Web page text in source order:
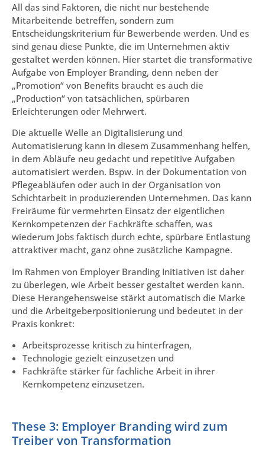
All das sind Faktoren, die nicht nur bestehende
Mitarbeitende betreffen, sondern zum
Entscheidungskriterium für Bewerbende werden. Und es
sind genau diese Punkte, die im Unternehmen aktiv
gestaltet werden können. Hier startet die transformative
Aufgabe von Employer Branding, denn neben der
„Promotion“ von Benefits braucht es auch die
„Production“ von tatsächlichen, spürbaren
Erleichterungen oder Mehrwert.
Die aktuelle Welle an Digitalisierung und
Automatisierung kann in diesem Zusammenhang helfen,
in dem Abläufe neu gedacht und repetitive Aufgaben
automatisiert werden. Bspw. in der Dokumentation von
Pflegeabläufen oder auch in der Organisation von
Schichtarbeit in produzierenden Unternehmen. Das kann
Freiräume für vermehrten Einsatz der eigentlichen
Kernkompetenzen der Fachkräfte schaffen, was
wiederum Jobs faktisch durch echte, spürbare Entlastung
attraktiver macht, ganz ohne zusätzliche Kampagne.
Im Rahmen von Employer Branding Initiativen ist daher
zu überlegen, wie Arbeit besser gestaltet werden kann.
Diese Herangehensweise stärkt automatisch die Marke
und die Arbeitgeberpositionierung und bedeutet in der
Praxis konkret:
Arbeitsprozesse kritisch zu hinterfragen,
Technologie gezielt einzusetzen und
Fachkräfte stärker für fachliche Arbeit in ihrer
Kernkompetenz einzusetzen.
These 3: Employer Branding wird zum
Treiber von Transformation